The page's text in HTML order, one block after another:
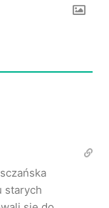
starych